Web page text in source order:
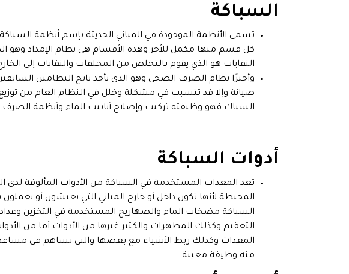
السباكة
كل قسم منها مكمل للأخر وهذه الأقسام هي نظام الإمداد وهو
النفايات هو الذي يقوم بالتخلص من المخلفات والنفايات إلى
وأخيرًا نظام الصرف الصحي وهو الذي يأخذ ناتج النظامين
صيانة وإلا قد تتسبب في مشكلة وخلل في النظام العام من
السباك فهو وظيفته تركيب وإصلاح أنابيب الماء وأنظمة الصرف
أدوات السباكة
تعد المعدات المستخدمة في السباكة من الأدوات المألوفة لدى
المحيطة لأنها تكون داخل أو خارج المباني التي يعيشون أو
السباكة مضخات الماء والصهاريج المستخدمة في التخزين
التعقيم وكذلك المطهرات والكثير غيرها من الأدوات أما من
المعدات وكذلك ربط الأشياء مع بعضها والتي تساهم في
منه وظيفة معينة.